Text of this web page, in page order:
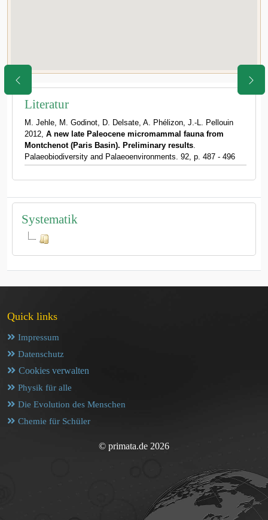
Literatur
M. Jehle, M. Godinot, D. Delsate, A. Phélizon, J.-L. Pellouin
2012, A new late Paleocene micromammal fauna from
Montchenot (Paris Basin). Preliminary results.
Palaeobiodiversity and Palaeoenvironments. 92, p. 487 - 496
Systematik
Quick links
Impressum
Datenschutz
Cookies verwalten
Physik für alle
Die Evolution des Menschen
Chemie für Schüler
© primata.de 2026